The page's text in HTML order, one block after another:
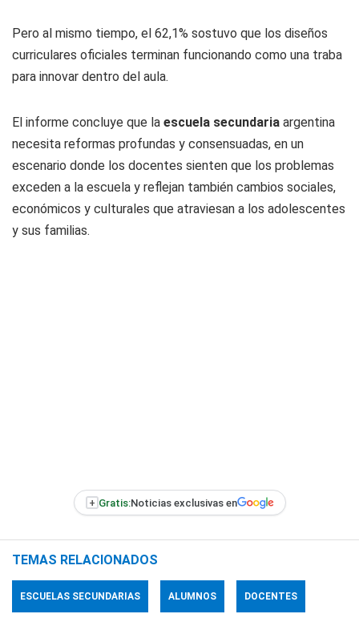
Pero al mismo tiempo, el 62,1% sostuvo que los diseños
curriculares oficiales terminan funcionando como una traba
para innovar dentro del aula.
El informe concluye que la escuela secundaria argentina
necesita reformas profundas y consensuadas, en un
escenario donde los docentes sienten que los problemas
exceden a la escuela y reflejan también cambios sociales,
económicos y culturales que atraviesan a los adolescentes
y sus familias.
+ Gratis:Noticias exclusivas en
TEMAS RELACIONADOS
ESCUELAS SECUNDARIAS ALUMNOS DOCENTES